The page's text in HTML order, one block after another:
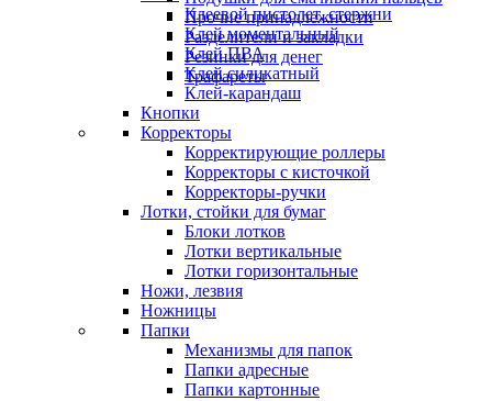
Прочие принадлежности
Разделители и закладки
Резинки для денег
Трафареты
Клеевой пистолет, стержни
Клей моментальный
Клей ПВА
Клей силикатный
Клей-карандаш
Кнопки
Корректоры
Корректирующие роллеры
Корректоры с кисточкой
Корректоры-ручки
Лотки, стойки для бумаг
Блоки лотков
Лотки вертикальные
Лотки горизонтальные
Ножи, лезвия
Ножницы
Папки
Механизмы для папок
Папки адресные
Папки картонные